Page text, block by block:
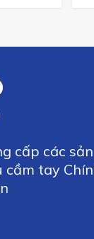
cấp các sản
cầm tay